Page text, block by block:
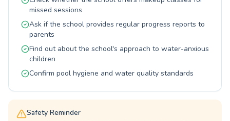
よりお待ちしております。
missed sessions
Ask if the school provides regular progress reports to
parents
Find out about the school's approach to water-anxious
children
Confirm pool hygiene and water quality standards
Safety Reminder